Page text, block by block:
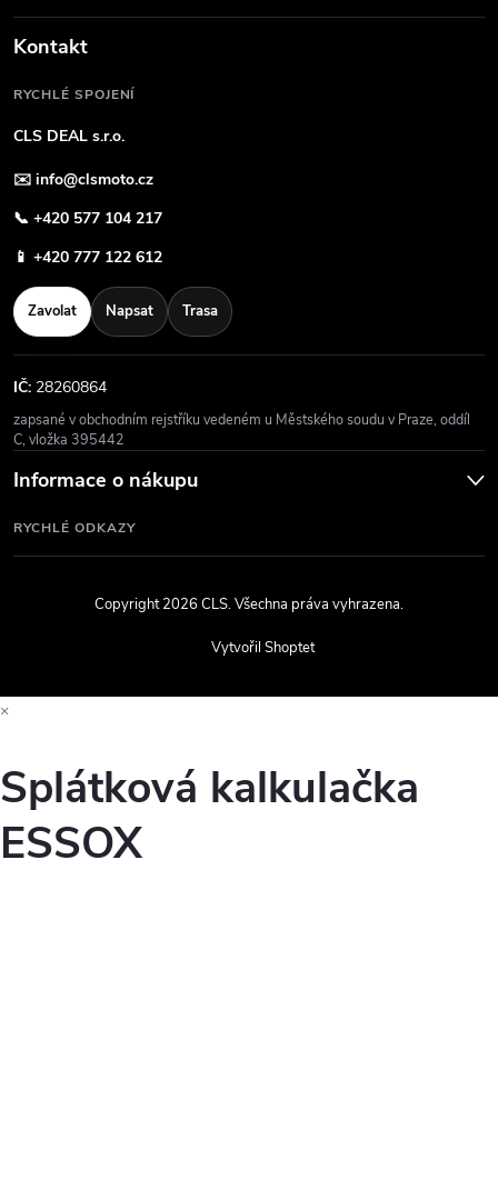
Kontakt
RYCHLÉ SPOJENÍ
CLS DEAL s.r.o.
✉️ info@clsmoto.cz
📞 +420 577 104 217
📱 +420 777 122 612
Zavolat Napsat Trasa
IČ: 28260864
zapsané v obchodním rejstříku vedeném u Městského soudu v Praze, oddíl
C, vložka 395442
Informace o nákupu
RYCHLÉ ODKAZY
Vytvořil Shoptet
Copyright 2026CLS. Všechna práva vyhrazena.
×
Splátková kalkulačka
ESSOX